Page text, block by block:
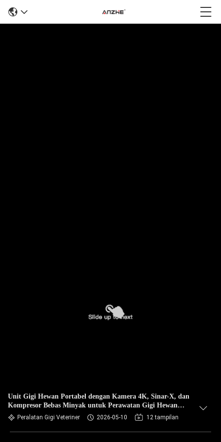
Unit Gigi Hewan Portabel dengan Kamera 4K, Sinar-X, dan
Kompresor Bebas Minyak untuk Perawatan Gigi Hewan
Peliharaan
Peralatan Gigi Veteriner 2026-05-10 12 tampilan